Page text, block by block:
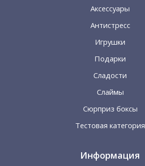
Аксессуары
Антистресс
Игрушки
Подарки
Сладости
Слаймы
Сюрприз боксы
Тестовая категория
Информация